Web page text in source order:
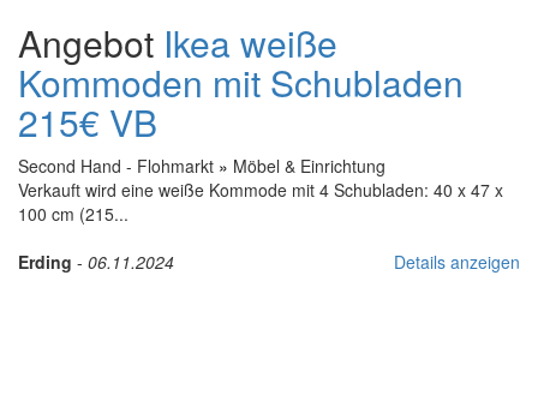
Angebot Ikea weiße
Kommoden mit Schubladen
215€ VB
Second Hand - Flohmarkt » Möbel & Einrichtung
Verkauft wird eine weiße Kommode mit 4 Schubladen: 40 x 47 x
100 cm (215...
Erding - 06.11.2024 Details anzeigen